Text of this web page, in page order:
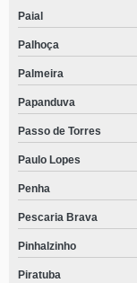
Paial
Palhoça
Palmeira
Papanduva
Passo de Torres
Paulo Lopes
Penha
Pescaria Brava
Pinhalzinho
Piratuba